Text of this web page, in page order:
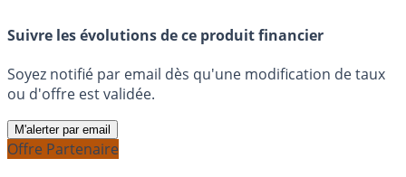
Suivre les évolutions de ce produit financier
Soyez notifié par email dès qu'une modification de taux
ou d'offre est validée.
M'alerter par email
Offre Partenaire